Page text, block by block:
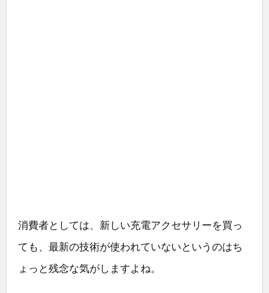
消費者としては、新しい充電アクセサリーを買っ
ても、最新の技術が使われていないというのはち
ょっと残念な気がしますよね。